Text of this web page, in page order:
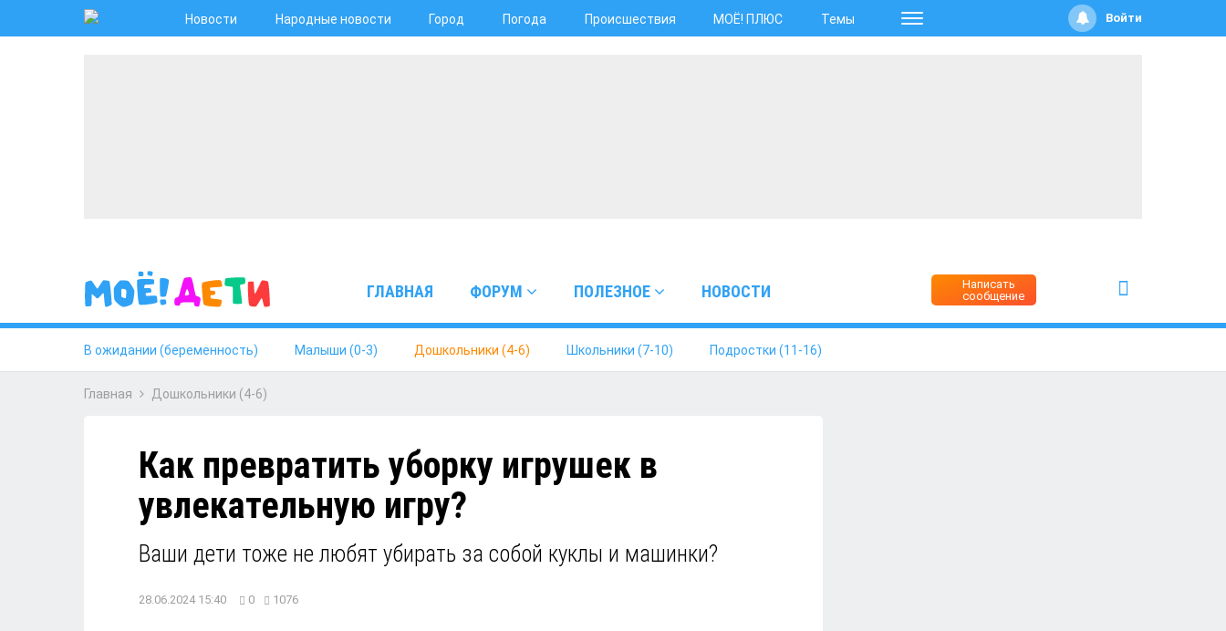
Новости Народные новости Город Погода Происшествия МОЁ! ПЛЮС Темы Войти
ГЛАВНАЯ ФОРУМ ПОЛЕЗНОЕ НОВОСТИ
Написать
сообщение
В ожидании (беременность) Малыши (0-3) Дошкольники (4-6) Школьники (7-10) Подростки (11-16)
Главная Дошкольники (4-6)
Как превратить уборку игрушек в
увлекательную игру?
Ваши дети тоже не любят убирать за собой куклы и машинки?
28.06.2024 15:40 0 1076